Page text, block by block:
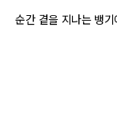
순간 곁을 지나는 뱅